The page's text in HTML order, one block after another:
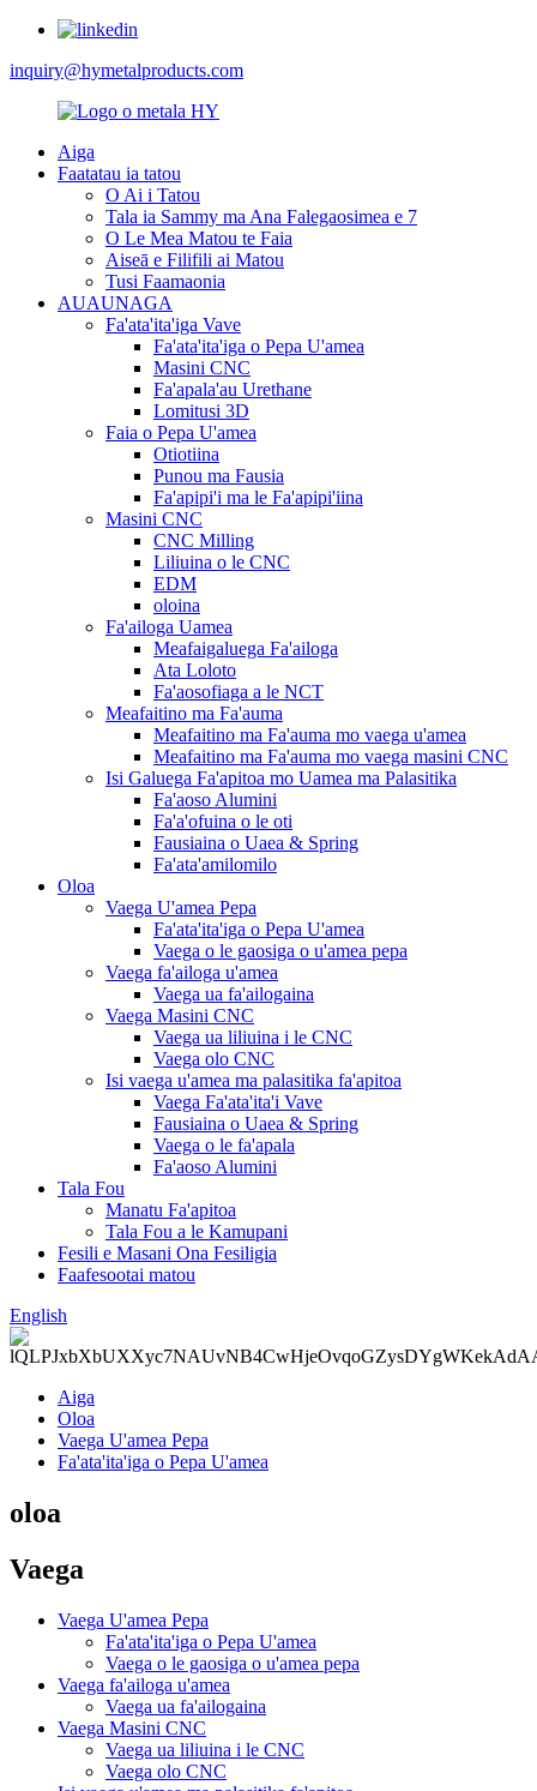
inquiry@hymetalproducts.com
Aiga
Faatatau ia tatou
O Ai i Tatou
Tala ia Sammy ma Ana Falegaosimea e 7
O Le Mea Matou te Faia
Aiseā e Filifili ai Matou
Tusi Faamaonia
AUAUNAGA
Fa'ata'ita'iga Vave
Fa'ata'ita'iga o Pepa U'amea
Masini CNC
Fa'apala'au Urethane
Lomitusi 3D
Faia o Pepa U'amea
Otiotiina
Punou ma Fausia
Fa'apipi'i ma le Fa'apipi'iina
Masini CNC
CNC Milling
Liliuina o le CNC
EDM
oloina
Fa'ailoga Uamea
Meafaigaluega Fa'ailoga
Ata Loloto
Fa'aosofiaga a le NCT
Meafaitino ma Fa'auma
Meafaitino ma Fa'auma mo vaega u'amea
Meafaitino ma Fa'auma mo vaega masini CNC
Isi Galuega Fa'apitoa mo Uamea ma Palasitika
Fa'aoso Alumini
Fa'a'ofuina o le oti
Fausiaina o Uaea & Spring
Fa'ata'amilomilo
Oloa
Vaega U'amea Pepa
Fa'ata'ita'iga o Pepa U'amea
Vaega o le gaosiga o u'amea pepa
Vaega fa'ailoga u'amea
Vaega ua fa'ailogaina
Vaega Masini CNC
Vaega ua liliuina i le CNC
Vaega olo CNC
Isi vaega u'amea ma palasitika fa'apitoa
Vaega Fa'ata'ita'i Vave
Fausiaina o Uaea & Spring
Vaega o le fa'apala
Fa'aoso Alumini
Tala Fou
Manatu Fa'apitoa
Tala Fou a le Kamupani
Fesili e Masani Ona Fesiligia
Faafesootai matou
English
Aiga
Oloa
Vaega U'amea Pepa
Fa'ata'ita'iga o Pepa U'amea
oloa
Vaega
Vaega U'amea Pepa
Fa'ata'ita'iga o Pepa U'amea
Vaega o le gaosiga o u'amea pepa
Vaega fa'ailoga u'amea
Vaega ua fa'ailogaina
Vaega Masini CNC
Vaega ua liliuina i le CNC
Vaega olo CNC